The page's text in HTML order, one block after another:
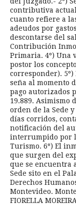
contributiva
cuanto refiere a
adeudos por
descontarse del
Contribución
Primaria. 4º) Una
postor los
corresponder).
seña al momento
pago autorizados
19.889. Asimismo
orden de la Sede
días corridos,
notificación del
interrumpido por
Turismo. 6º) El
que surgen del
que se encuentra
Sede sito en el
Derechos
Montevideo.
FIORELLA